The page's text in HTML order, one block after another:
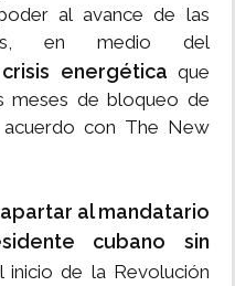
al avance de las
en medio del
energética que
meses de bloqueo de
acuerdo con The New
al mandatario
cubano sin
inicio de la Revolución